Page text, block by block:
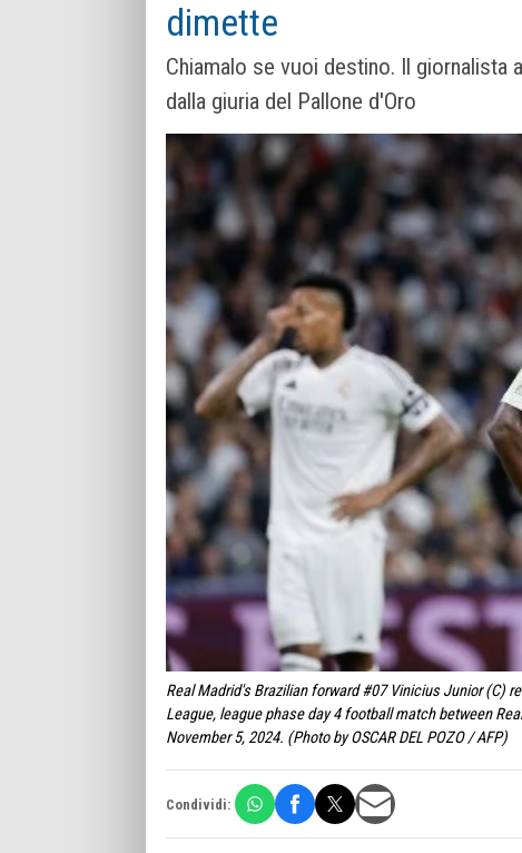
dimette
Chiamalo se vuoi destino. Il giornalista
dalla giuria del Pallone d'Oro
Real Madrid's Brazilian forward #07 Vinicius Junior (C)
League, league phase day 4 football match between
November 5, 2024. (Photo by OSCAR DEL POZO / AFP)
Condividi: